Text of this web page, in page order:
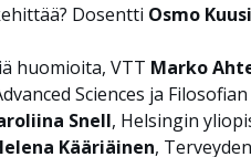
Dosentti Osmo Kuusi
huomioita, VTT Marko
Sciences ja
Snell, Helsingin
Kääriäinen,